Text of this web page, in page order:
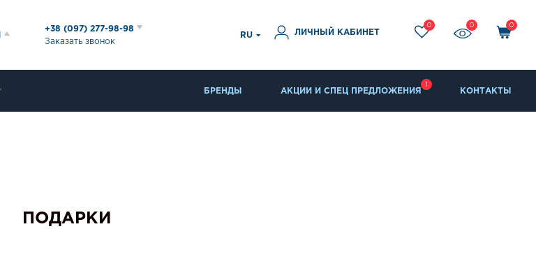
+38 (097) 277-98-98
Заказать звонок
RU ЛИЧНЫЙ КАБИНЕТ
0 0 0
БРЕНДЫ АКЦИИ И СПЕЦ ПРЕДЛОЖЕНИЯ КОНТАКТЫ
ПОДАРКИ